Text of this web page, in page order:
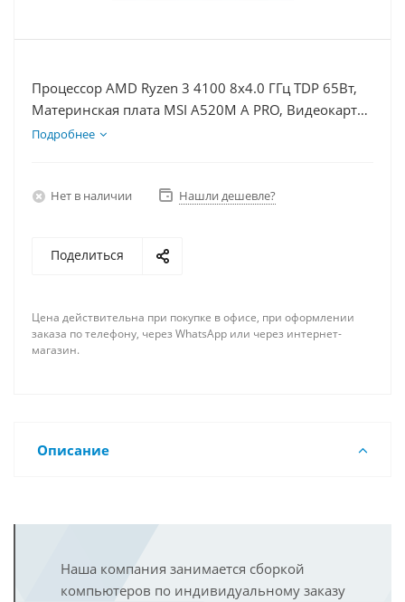
Процессор AMD Ryzen 3 4100 8x4.0 ГГц TDP 65Вт,
Материнская плата MSI A520M A PRO, Видеокарта
RX 6400 4Гб, Память DDR4 8Gb, Диски SSD 250Гб
Подробнее
Нет в наличии Нашли дешевле?
Поделиться
Цена действительна при покупке в офисе, при оформлении
заказа по телефону, через WhatsApp или через интернет-
магазин.
Описание
Наша компания занимается сборкой
компьютеров по индивидуальному заказу